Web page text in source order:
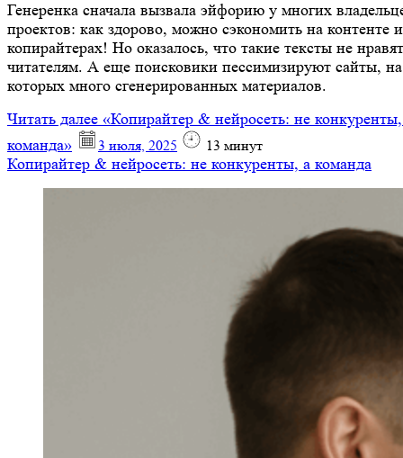
Генеренка сначала вызвала эйфорию у многих
проектов: как здорово, можно сэкономить на контенте и
копирайтерах! Но оказалось, что такие тексты не
читателям. А еще поисковики пессимизируют сайты, на
которых много сгенерированных материалов.
Читать далее «Копирайтер & нейросеть: не
команда»
3 июля, 2025 13 минут
Копирайтер & нейросеть: не конкуренты, а команда